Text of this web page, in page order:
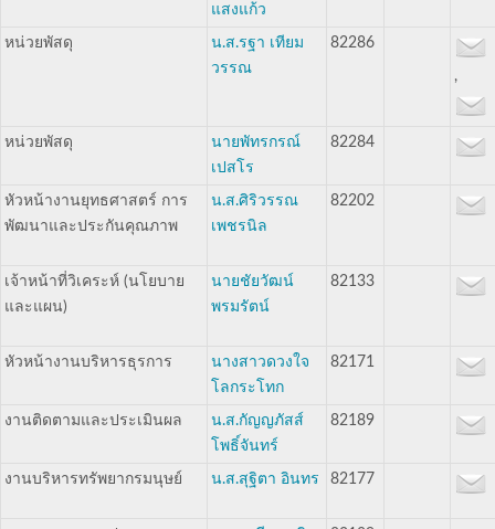
แสงแก้ว
หน่วยพัสดุ
น.ส.รฐา เทียม
วรรณ
82286
,
หน่วยพัสดุ
นายพัทรกรณ์
เปสโร
82284
หัวหน้างานยุทธศาสตร์ การ
พัฒนาและประกันคุณภาพ
น.ส.ศิริวรรณ
เพชรนิล
82202
เจ้าหน้าที่วิเคระห์ (นโยบาย
และแผน)
นายชัยวัฒน์
พรมรัตน์
82133
หัวหน้างานบริหารธุรการ
นางสาวดวงใจ
โลกระโทก
82171
งานติดตามและประเมินผล
น.ส.กัญญภัสส์
โพธิ์จันทร์
82189
งานบริหารทรัพยากรมนุษย์ น.ส.สุฐิตา อินทร 82177